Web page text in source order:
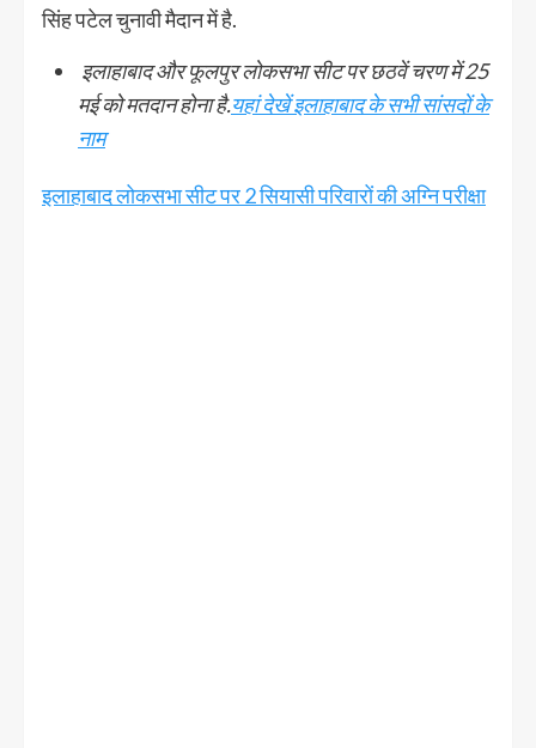
सिंह पटेल चुनावी मैदान में है.
इलाहाबाद और फूलपुर लोकसभा सीट पर छठवें चरण में 25
मई को मतदान होना है.यहां देखें इलाहाबाद के सभी सांसदों के
नाम
इलाहाबाद लोकसभा सीट पर 2 सियासी परिवारों की अग्नि परीक्षा